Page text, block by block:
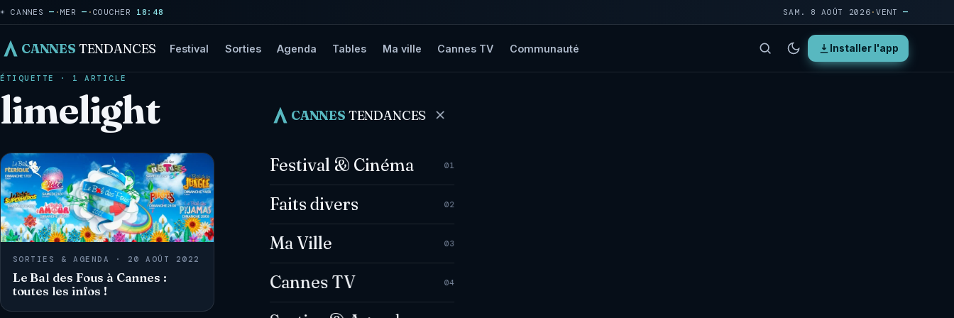
☀ CANNES— · MER— · COUCHER 18:48 SAM. 8 AOÛT 2026 · VENT—
CANNES TENDANCES Festival Sorties Agenda Tables Ma ville Cannes TV Communauté Installer l'app
CANNES TENDANCES
Festival & Cinéma 01
Faits divers 02
Ma Ville 03
Cannes TV 04
ÉTIQUETTE · 1 ARTICLE
limelight
SORTIES & AGENDA · 20 AOÛT 2022
Le Bal des Fous à Cannes :
toutes les infos !